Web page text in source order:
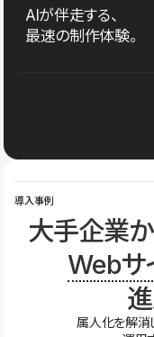
AIが伴走する、
最速の制作体験。
導入事例
大手企業か
Webサ
属人化を解消